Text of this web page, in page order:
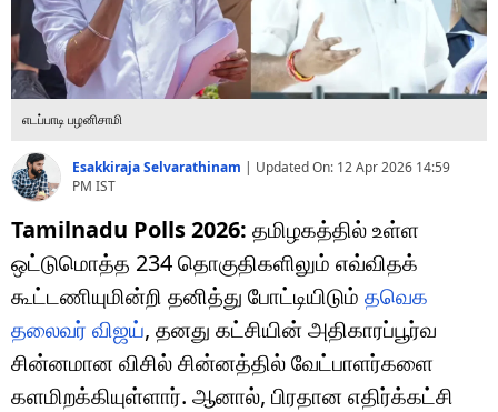
போட்டோ கேலரி
எடப்பாடி பழனிசாமி
Esakkiraja Selvarathinam | Updated On: 12 Apr 2026 14:59
PM IST
Tamilnadu Polls 2026: தமிழகத்தில் உள்ள
ஒட்டுமொத்த 234 தொகுதிகளிலும் எவ்விதக்
கூட்டணியுமின்றி தனித்து போட்டியிடும் தவெக
தலைவர் விஜய், தனது கட்சியின் அதிகாரப்பூர்வ
சின்னமான விசில் சின்னத்தில் வேட்பாளர்களை
களமிறக்கியுள்ளார். ஆனால், பிரதான எதிர்க்கட்சி